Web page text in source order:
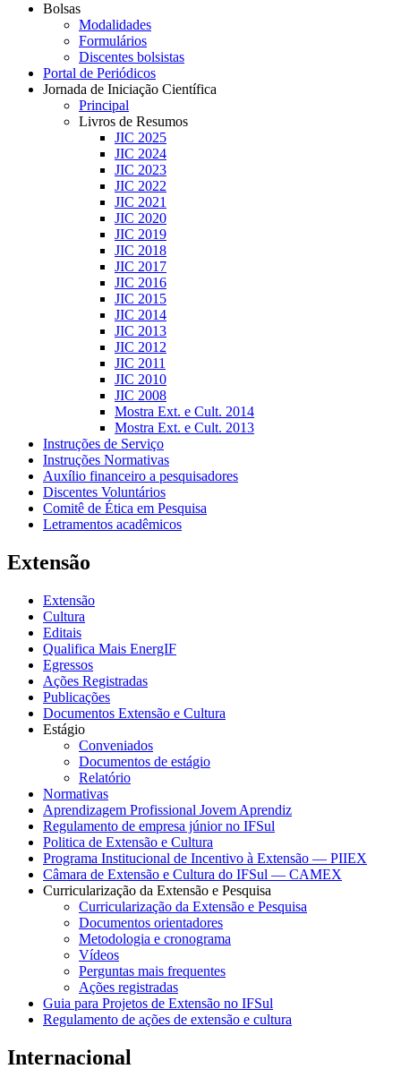
Bolsas
Modalidades
Formulários
Discentes bolsistas
Portal de Periódicos
Jornada de Iniciação Científica
Principal
Livros de Resumos
JIC 2025
JIC 2024
JIC 2023
JIC 2022
JIC 2021
JIC 2020
JIC 2019
JIC 2018
JIC 2017
JIC 2016
JIC 2015
JIC 2014
JIC 2013
JIC 2012
JIC 2011
JIC 2010
JIC 2008
Mostra Ext. e Cult. 2014
Mostra Ext. e Cult. 2013
Instruções de Serviço
Instruções Normativas
Auxílio financeiro a pesquisadores
Discentes Voluntários
Comitê de Ética em Pesquisa
Letramentos acadêmicos
Extensão
Extensão
Cultura
Editais
Qualifica Mais EnergIF
Egressos
Ações Registradas
Publicações
Documentos Extensão e Cultura
Estágio
Conveniados
Documentos de estágio
Relatório
Normativas
Aprendizagem Profissional Jovem Aprendiz
Regulamento de empresa júnior no IFSul
Politica de Extensão e Cultura
Programa Institucional de Incentivo à Extensão — PIIEX
Câmara de Extensão e Cultura do IFSul — CAMEX
Curricularização da Extensão e Pesquisa
Curricularização da Extensão e Pesquisa
Documentos orientadores
Metodologia e cronograma
Vídeos
Perguntas mais frequentes
Ações registradas
Guia para Projetos de Extensão no IFSul
Regulamento de ações de extensão e cultura
Internacional